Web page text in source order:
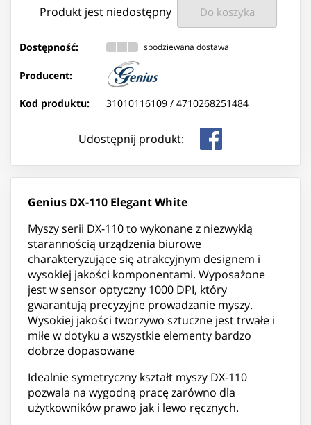
Produkt jest niedostępny Do koszyka
Dostępność: spodziewana dostawa
Producent:
Kod produktu: 31010116109 / 4710268251484
Udostępnij produkt:
Genius DX-110 Elegant White
Myszy serii DX-110 to wykonane z niezwykłą
starannością urządzenia biurowe
charakteryzujące się atrakcyjnym designem i
wysokiej jakości komponentami. Wyposażone
jest w sensor optyczny 1000 DPI, który
gwarantują precyzyjne prowadzanie myszy.
Wysokiej jakości tworzywo sztuczne jest trwałe i
miłe w dotyku a wszystkie elementy bardzo
dobrze dopasowane
Idealnie symetryczny kształt myszy DX-110
pozwala na wygodną pracę zarówno dla
użytkowników prawo jak i lewo ręcznych.